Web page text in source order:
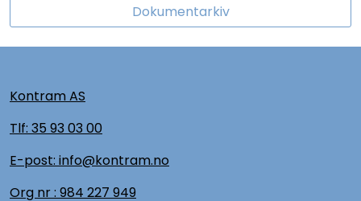
Dokumentarkiv
Kontram AS
Tlf: 35 93 03 00
E-post: info@kontram.no
Org nr : 984 227 949